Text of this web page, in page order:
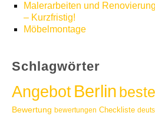
Malerarbeiten und
– Kurzfristig!
Möbelmontage
Schlagwörter
AngebotBerlin
Bewertung bewertungen Checkliste